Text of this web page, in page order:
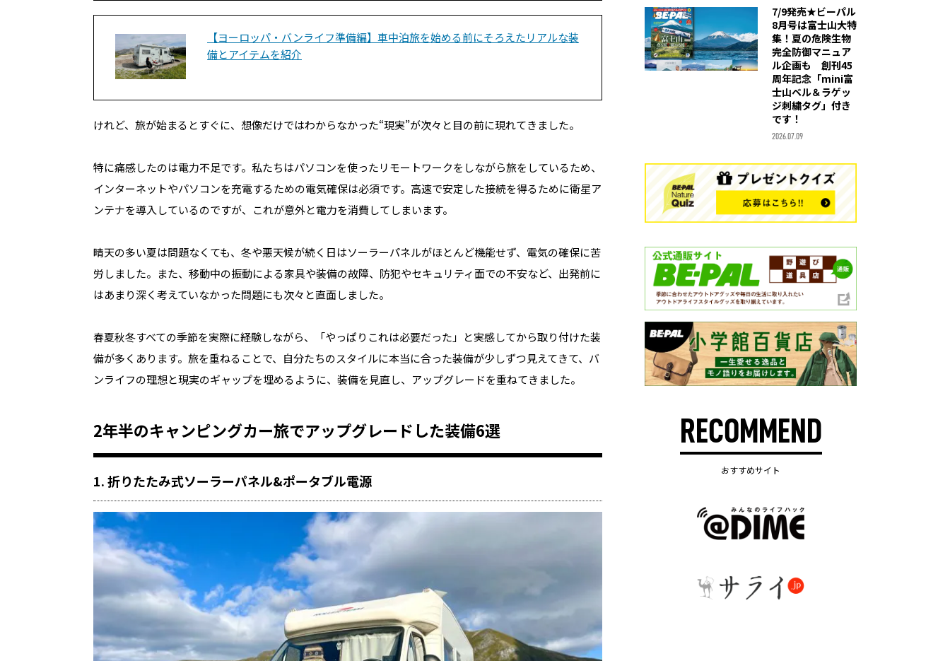
【ヨーロッパ・バンライフ準備編】車中泊旅を始める前にそろえたリアルな装
備とアイテムを紹介
けれど、旅が始まるとすぐに、想像だけではわからなかった“現実”が次々と目の前に現れてきました。
特に痛感したのは電力不足です。私たちはパソコンを使ったリモートワークをしながら旅をしているため、
インターネットやパソコンを充電するための電気確保は必須です。高速で安定した接続を得るために衛星ア
ンテナを導入しているのですが、これが意外と電力を消費してしまいます。
晴天の多い夏は問題なくても、冬や悪天候が続く日はソーラーパネルがほとんど機能せず、電気の確保に苦
労しました。また、移動中の振動による家具や装備の故障、防犯やセキュリティ面での不安など、出発前に
はあまり深く考えていなかった問題にも次々と直面しました。
春夏秋冬すべての季節を実際に経験しながら、「やっぱりこれは必要だった」と実感してから取り付けた装
備が多くあります。旅を重ねることで、自分たちのスタイルに本当に合った装備が少しずつ見えてきて、バ
ンライフの理想と現実のギャップを埋めるように、装備を見直し、アップグレードを重ねてきました。
2年半のキャンピングカー旅でアップグレードした装備6選
1. 折りたたみ式ソーラーパネル&ポータブル電源
7/9発売★ビーパル
8月号は富士山大特
集！夏の危険生物
完全防御マニュア
ル企画も 創刊45
周年記念「mini富
士山ベル＆ラゲッ
ジ刺繍タグ」付き
です！
2026.07.09
RECOMMEND
おすすめサイト